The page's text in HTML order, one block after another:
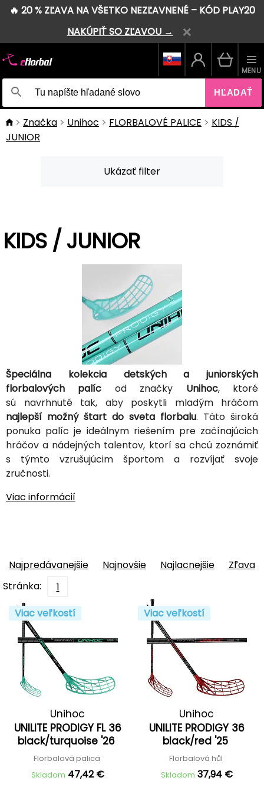
🔥 20 % ZĽAVA NA VŠETKO NEZĽAVNENÉ – KÓD PLAY20
NAKÚPIŤ SO ZĽAVOU →
HĽADAŤ
MENU
Značka Unihoc FLORBALOVÉ PALICE
KIDS /
JUNIOR
Ukázať filter
KIDS / JUNIOR
Špeciálna kolekcia detských a juniorských
florbalových palíc od značky Unihoc, ktoré
sú navrhnuté tak, aby poskytli mladým hráčom
najlepší možný štart do sveta florbalu. Táto široká
ponuka palíc je ideálnym riešením pre začínajúcich
hráčov a nádejných talentov, ktorí sa chcú zoznámiť
s týmto vzrušujúcim športom a rozvíjať svoje
zručnosti.
Viac informácií
Najpredávanejšie Najnovšie Najlacnejšie
Zľava
Stránka:
1
Viac veľkostí
Unihoc
UNILITE PRODIGY FL 36
black/turquoise '26
Florbalová palica
Skladom 47,42 €
Viac veľkostí
Unihoc
UNILITE PRODIGY 36
black/red '25
Florbalová hůl
Skladom 37,94 €